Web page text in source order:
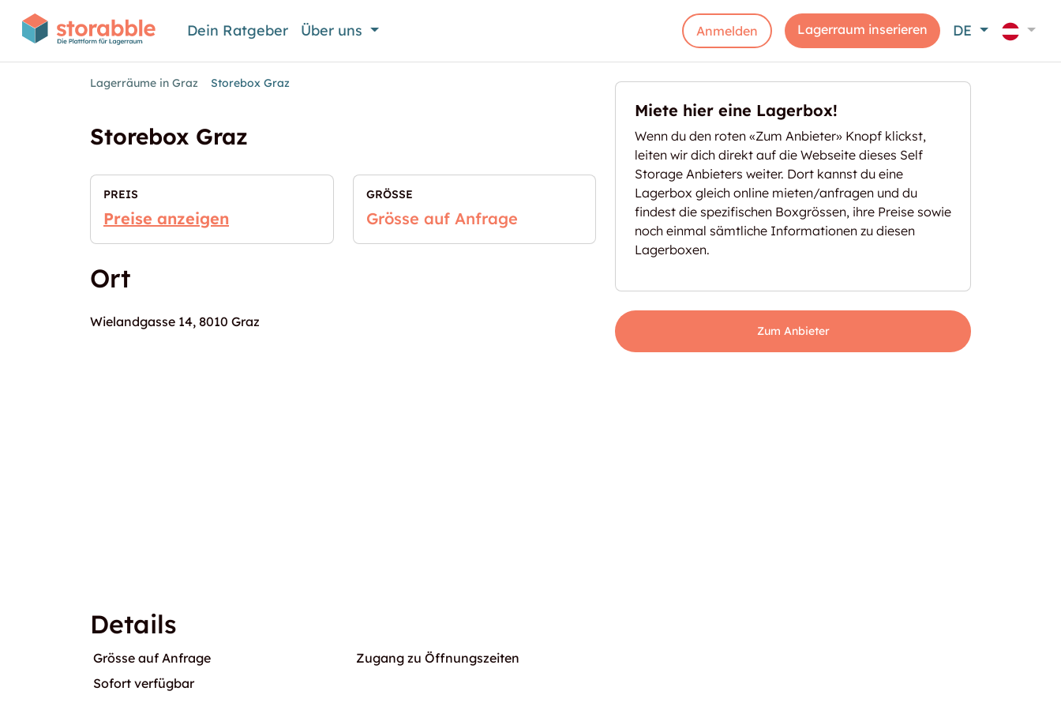
Dein Ratgeber Über uns Anmelden Lagerraum inserieren DE
Lagerräume in Graz Storebox Graz
Storebox Graz
PREIS
Preise anzeigen
GRÖSSE
Grösse auf Anfrage
Ort
Wielandgasse 14, 8010 Graz
Details
Grösse auf Anfrage
Zugang zu Öffnungszeiten
Sofort verfügbar
Miete hier eine Lagerbox!
Wenn du den roten «Zum Anbieter» Knopf klickst,
leiten wir dich direkt auf die Webseite dieses Self
Storage Anbieters weiter. Dort kannst du eine
Lagerbox gleich online mieten/anfragen und du
findest die spezifischen Boxgrössen, ihre Preise sowie
noch einmal sämtliche Informationen zu diesen
Lagerboxen.
Zum Anbieter